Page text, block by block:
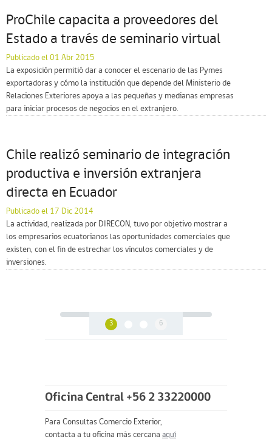
ProChile capacita a proveedores del
Estado a través de seminario virtual
Publicado el 01 Abr 2015
La exposición permitió dar a conocer el escenario de las Pymes
exportadoras y cómo la institución que depende del Ministerio de
Relaciones Exteriores apoya a las pequeñas y medianas empresas
para iniciar procesos de negocios en el extranjero.
Chile realizó seminario de integración
productiva e inversión extranjera
directa en Ecuador
Publicado el 17 Dic 2014
La actividad, realizada por DIRECON, tuvo por objetivo mostrar a
los empresarios ecuatorianos las oportunidades comerciales que
existen, con el fin de estrechar los vínculos comerciales y de
inversiones.
3 6
Oficina Central +56 2 33220000
Para Consultas Comercio Exterior,
contacta a tu oficina más cercana aquí